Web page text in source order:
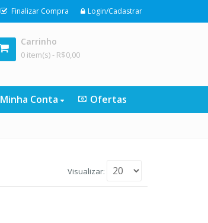
Finalizar Compra Login/Cadastrar
Carrinho
0 item(s) - R$0,00
Minha Conta Ofertas
Visualizar: